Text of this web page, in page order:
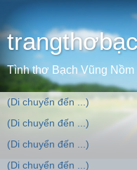
Tình thơ Bạch Vũng Nồm